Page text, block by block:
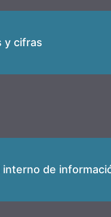
y cifras
interno de